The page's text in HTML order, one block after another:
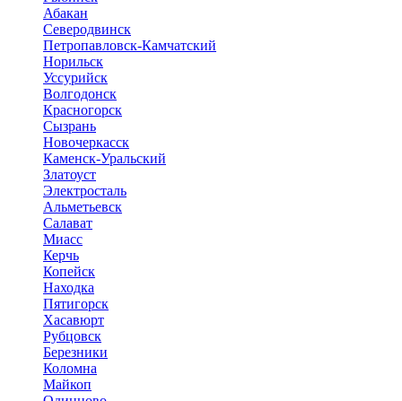
Абакан
Северодвинск
Петропавловск-Камчатский
Норильск
Уссурийск
Волгодонск
Красногорск
Сызрань
Новочеркасск
Каменск-Уральский
Златоуст
Электросталь
Альметьевск
Салават
Миасс
Керчь
Копейск
Находка
Пятигорск
Хасавюрт
Рубцовск
Березники
Коломна
Майкоп